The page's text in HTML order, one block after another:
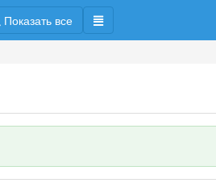
Показать все